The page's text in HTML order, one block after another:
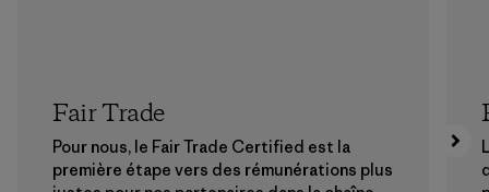
Fair Trade
Pour nous, le Fair Trade Certified est la
première étape vers des rémunérations plus